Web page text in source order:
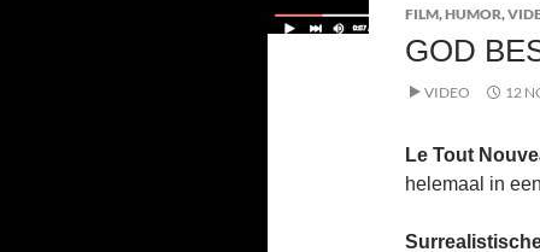
FILM,HUMOR,
GOD
VIDEO 12
Le Tout
helemaal in